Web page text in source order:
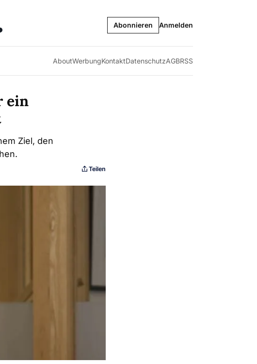
Abonnieren Anmelden
AboutWerbungKontaktDatenschutzAGBRSS
ein
Ziel, den
Teilen